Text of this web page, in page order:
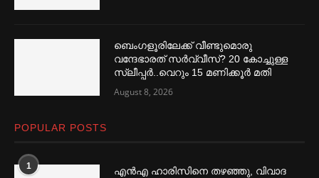
ബെംഗളൂരിലേക്ക് വീണ്ടുമൊരു
വന്ദേഭാരത് സര്‍വ്വീസ്? 20 കോച്ചുള്ള
സ്ലീപ്പര്‍..വെറും 15 മണിക്കൂര്‍ മതി
August 8, 2026
POPULAR POSTS
1
എൻഎ ഹാരിസിനെ തഴ‌‍ഞ്ഞു, വിവാദ